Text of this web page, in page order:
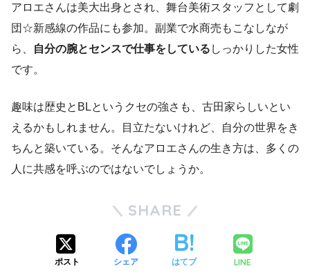
アロエさんは美大出身とされ、舞台美術スタッフとして劇
団☆新感線の作品にも参加。副業で水商売もこなしなが
ら、
自分の腕とセンスで仕事をしている しっかりした女性
です。
趣味は歴史とBLというクセの強さも、古田家らしいとい
えるかもしれません。目立たないけれど、自分の世界をき
ちんと築いている。そんなアロエさんの生き方は、多くの
人に共感を呼ぶのではないでしょうか。
SHARE
ポスト シェア はてブ LINE